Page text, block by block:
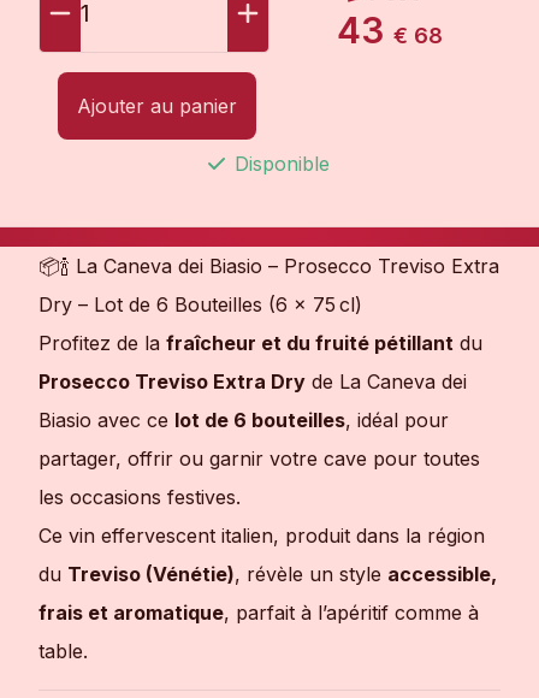
1 43 € 68
Ajouter au panier
Disponible
📦🍾 La Caneva dei Biasio – Prosecco Treviso Extra
Dry – Lot de 6 Bouteilles (6 × 75 cl)
Profitez de la fraîcheur et du fruité pétillant du
Prosecco Treviso Extra Dry de La Caneva dei
Biasio avec ce lot de 6 bouteilles, idéal pour
partager, offrir ou garnir votre cave pour toutes
les occasions festives.
Ce vin effervescent italien, produit dans la région
du Treviso (Vénétie), révèle un style accessible,
frais et aromatique, parfait à l’apéritif comme à
table.